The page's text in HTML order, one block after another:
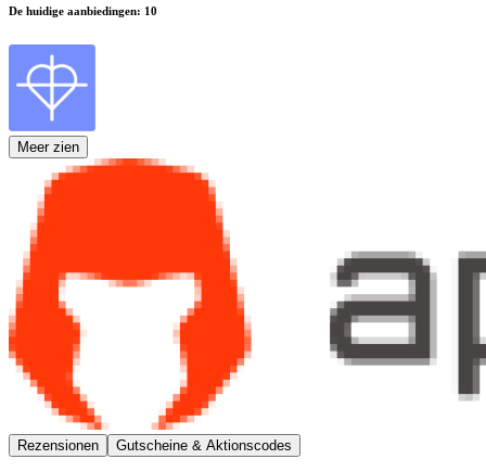
De huidige aanbiedingen: 10
Meer zien
Rezensionen Gutscheine & Aktionscodes